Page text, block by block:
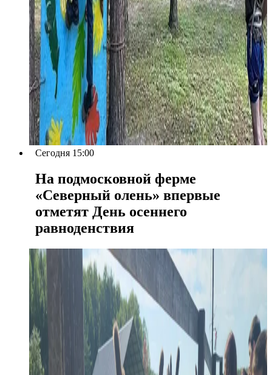
Сегодня 15:00
На подмосковной ферме
«Северный олень» впервые
отметят День осеннего
равноденствия